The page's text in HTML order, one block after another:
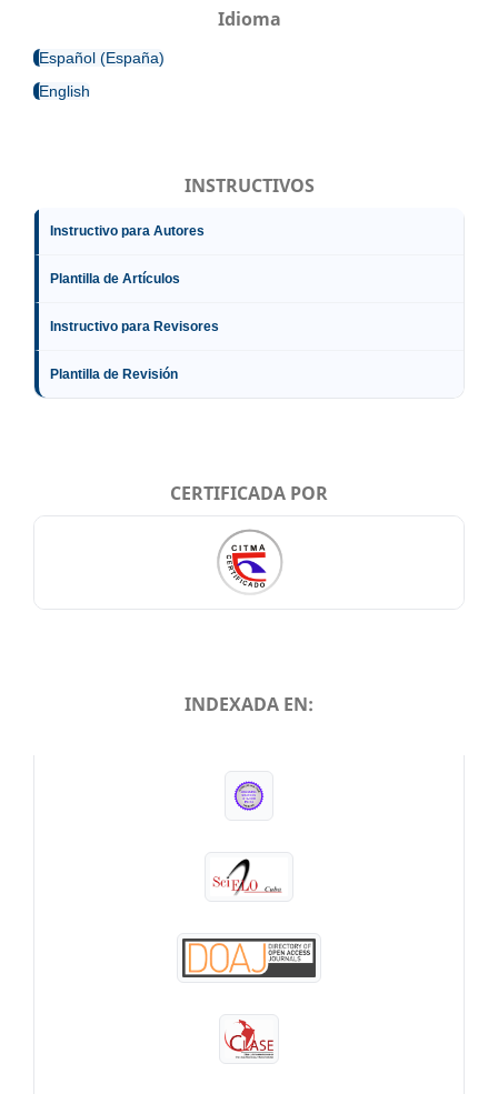
Idioma
Español (España)
English
INSTRUCTIVOS
Instructivo para Autores
Plantilla de Artículos
Instructivo para Revisores
Plantilla de Revisión
CERTIFICADA POR
INDEXADA EN: